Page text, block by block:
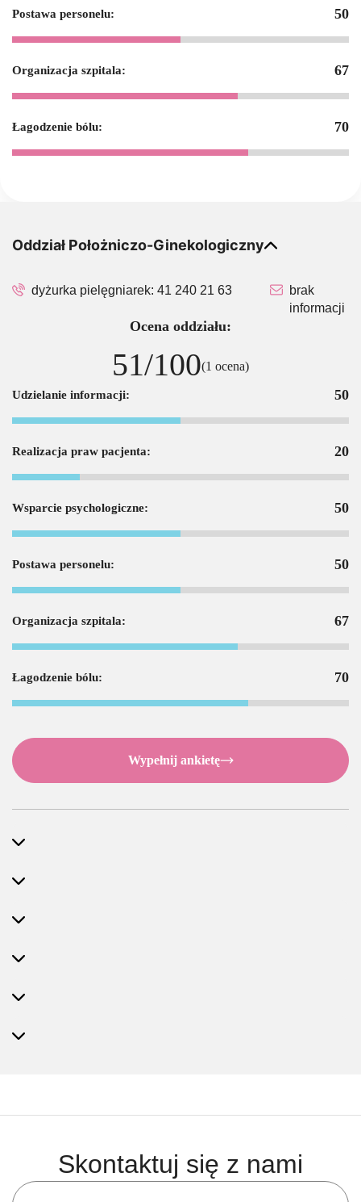
Postawa personelu: 50
Organizacja szpitala: 67
Łagodzenie bólu: 70
Oddział Położniczo-Ginekologiczny
dyżurka pielęgniarek: 41 240 21 63
brak
informacji
Ocena oddziału:
51/100(1 ocena)
Udzielanie informacji: 50
Realizacja praw pacjenta: 20
Wsparcie psychologiczne: 50
Postawa personelu: 50
Organizacja szpitala: 67
Łagodzenie bólu: 70
Wypełnij ankietę
Skontaktuj się z nami